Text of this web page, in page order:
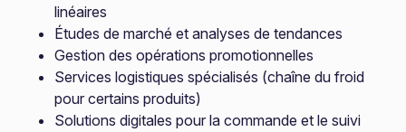
linéaires
Études de marché et analyses de tendances
Gestion des opérations promotionnelles
Services logistiques spécialisés (chaîne du froid
pour certains produits)
Solutions digitales pour la commande et le suivi